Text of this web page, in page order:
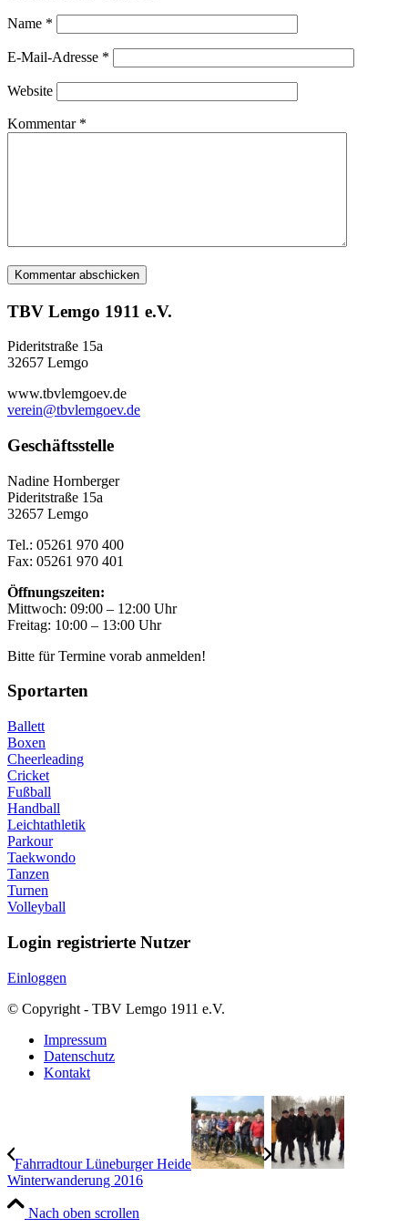
Name *
E-Mail-Adresse *
Website
Kommentar *
TBV Lemgo 1911 e.V.
Pideritstraße 15a
32657 Lemgo
www.tbvlemgoev.de
verein@tbvlemgoev.de
Geschäftsstelle
Nadine Hornberger
Pideritstraße 15a
32657 Lemgo
Tel.: 05261 970 400
Fax: 05261 970 401
Öffnungszeiten:
Mittwoch: 09:00 – 12:00 Uhr
Freitag: 10:00 – 13:00 Uhr
Bitte für Termine vorab anmelden!
Sportarten
Ballett
Boxen
Cheerleading
Cricket
Fußball
Handball
Leichtathletik
Parkour
Taekwondo
Tanzen
Turnen
Volleyball
Login registrierte Nutzer
Einloggen
© Copyright - TBV Lemgo 1911 e.V.
Impressum
Datenschutz
Kontakt
Fahrradtour Lüneburger Heide
Winterwanderung 2016
Nach oben scrollen